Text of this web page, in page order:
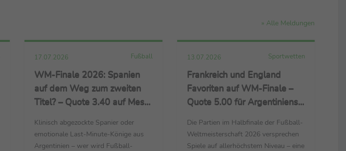
» Alle Meldungen
17.07.2026 Fußball
WM-Finale 2026: Spanien
auf dem Weg zum zweiten
Titel? – Quote 3.40 auf Messi
Favorit im Spiel um Platz drei
Klinisch abgezockte Spanier oder
emotionale Last-Minute-Könige aus
Argentinien – wer wird Fußball-
13.07.2026 Sportwetten
Frankreich und England
Favoriten auf WM-Finale –
Quote 5.00 für Argentiniens
Engländer gleichauf mit
Spanien
Die Partien im Halbfinale der Fußball-
Weltmeisterschaft 2026 versprechen
Spiele auf allerhöchstem Niveau – eine